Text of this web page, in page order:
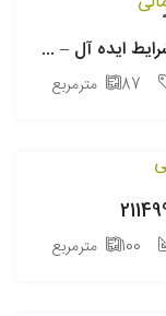
پروژه لیاگونیلی قبرس شمالی فروش با شرایط ایده آل – کد211499
87 مترمربع
100 مترمربع